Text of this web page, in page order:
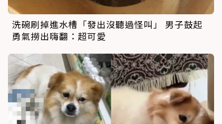
洗碗刷掉進水槽「發出沒聽過怪叫」 男子鼓起
勇氣撈出嗨翻：超可愛